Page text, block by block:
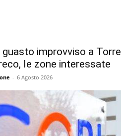
guasto improvviso a Torre
le zone interessate
- 6 Agosto 2026